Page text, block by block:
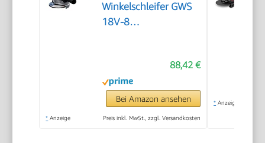
Winkelschleifer GWS
18V-8
88,42 €
Bei Amazon ansehen
* Anzeige Preis inkl. MwSt., zzgl. Versandkosten
* Anzeige